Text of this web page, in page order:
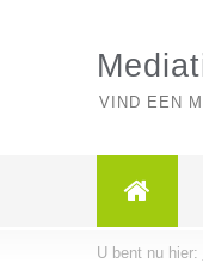
VIND EEN
U bent nu hier: